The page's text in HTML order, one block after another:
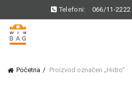
Telefoni: 066/11-2222
Početna Proizvod označen „Hidro“